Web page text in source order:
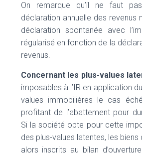
On remarque qu’il ne faut
déclaration annuelle des revenus
déclaration spontanée avec
régularisé en fonction de la
revenus.
Concernant les plus-values
imposables à l’IR en application
values immobilières le cas
profitant de l’abattement pour
Si la société opte pour cette
des plus-values latentes, les
alors inscrits au bilan